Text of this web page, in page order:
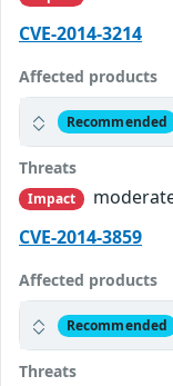
CVE-2014-3214
Affected products
Recommended
Threats
Impact
CVE-2014-3859
Affected products
Recommended
Threats